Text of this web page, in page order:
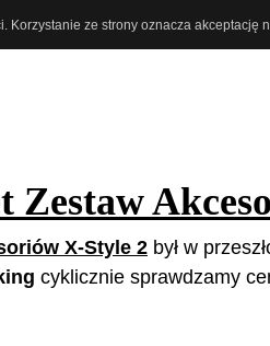
Korzystanie ze strony oznacza akceptację
Zestaw
X-Style 2 był w
cyklicznie sprawdzamy